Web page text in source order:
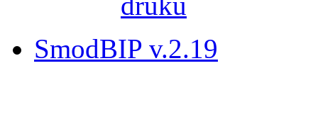
SmodBIP v.2.19